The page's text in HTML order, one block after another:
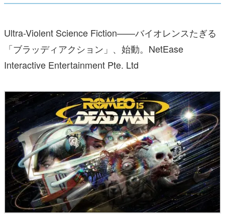
Ultra-Violent Science Fiction——バイオレンスたぎる
「ブラッディアクション」、始動。NetEase
Interactive Entertainment Pte. Ltd